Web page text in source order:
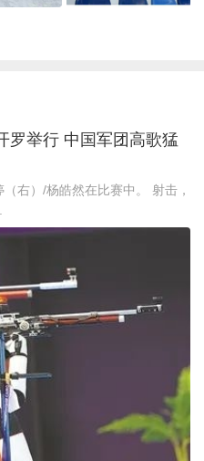
罗举行 中国军团高歌猛
右）/杨皓然在比赛中。 射击，